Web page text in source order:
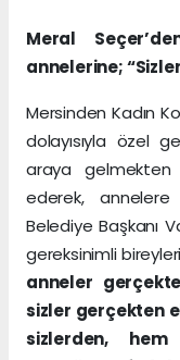
Meral
annelerine;
Mersinden Kadın
dolayısıyla özel
araya gelmekten
ederek,
Belediye Başkanı
gereksinimli
anneler
sizler gerçekten
sizlerden,